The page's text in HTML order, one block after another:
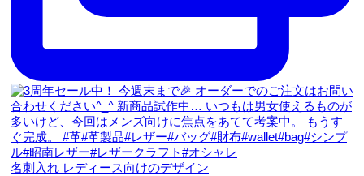
名刺入れ レディース向けのデザイン